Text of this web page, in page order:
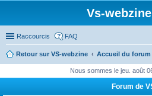
Vs-
Raccourcis FAQ
Retour sur VS-webzine Accueil du forum
Nous sommes le jeu. août
Forum de